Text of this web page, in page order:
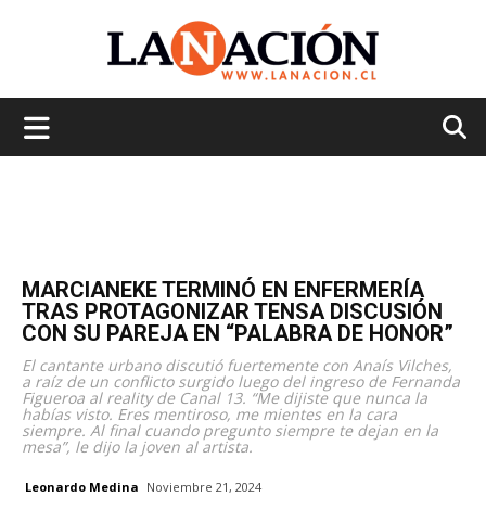
MARCIANEKE TERMINÓ EN ENFERMERÍA
TRAS PROTAGONIZAR TENSA DISCUSIÓN
CON SU PAREJA EN “PALABRA DE HONOR”
El cantante urbano discutió fuertemente con Anaís Vilches,
a raíz de un conflicto surgido luego del ingreso de Fernanda
Figueroa al reality de Canal 13. “Me dijiste que nunca la
habías visto. Eres mentiroso, me mientes en la cara
siempre. Al final cuando pregunto siempre te dejan en la
mesa”, le dijo la joven al artista.
Leonardo Medina Noviembre 21, 2024